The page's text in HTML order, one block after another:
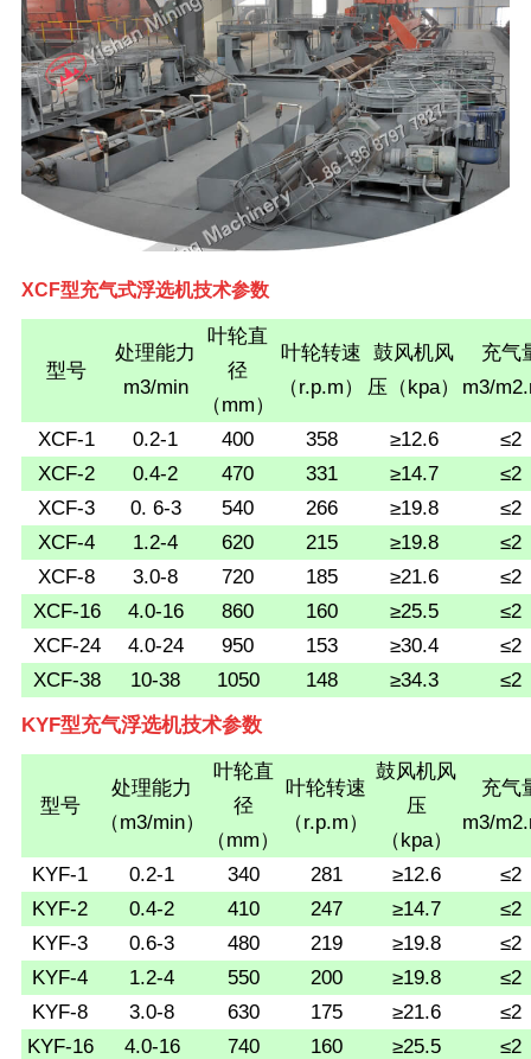
XCF型充气式浮选机技术参数
型号
处理能力
m3/min
叶轮直
径
（mm）
叶轮转速
（r.p.m）
鼓风机风
压（kpa）
充气
m3/
XCF-1 0.2-1 400 358 ≥12.6
≤2
XCF-2
0.4-2 470 331 ≥14.7
≤2
XCF-3
0. 6-3 540 266 ≥19.8
≤2
XCF-4
1.2-4 620 215 ≥19.8
≤2
XCF-8
3.0-8 720 185 ≥21.6
≤2
XCF-16
4.0-16 860 160 ≥25.5
≤2
XCF-24
4.0-24 950 153 ≥30.4
≤2
XCF-38
10-38 1050 148 ≥34.3
≤2
KYF型充气浮选机技术参数
型号
处理能力
（m3/min）
叶轮直
径
（mm）
叶轮转速
（r.p.m）
鼓风机风
压
（kpa）
充气
m3/
KYF-1 0.2-1 340 281 ≥12.6
≤2
KYF-2
0.4-2 410 247 ≥14.7
≤2
KYF-3
0.6-3 480 219 ≥19.8
≤2
KYF-4
1.2-4 550 200 ≥19.8
≤2
KYF-8
3.0-8 630 175 ≥21.6
≤2
KYF-16
4.0-16 740 160 ≥25.5
≤2